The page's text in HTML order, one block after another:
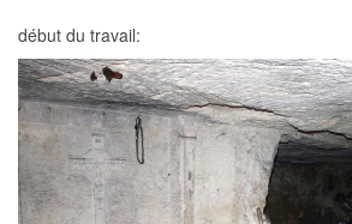
début du travail: